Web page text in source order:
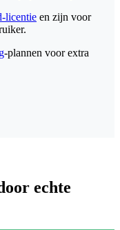
licentie en zijn voor
-plannen voor extra
echte